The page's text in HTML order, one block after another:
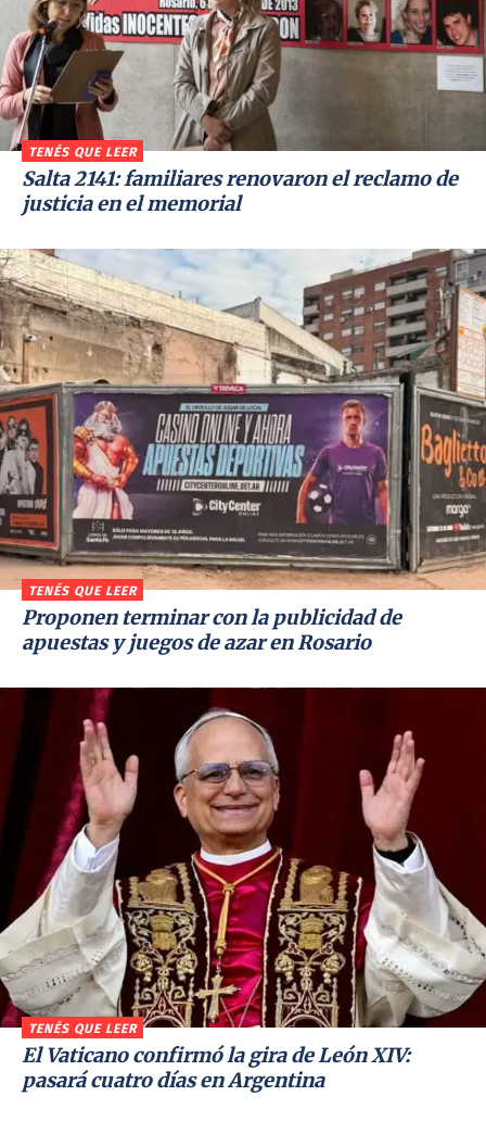
TENÉS QUE LEER
Salta 2141: familiares renovaron el reclamo de
justicia en el memorial
TENÉS QUE LEER
Proponen terminar con la publicidad de
apuestas y juegos de azar en Rosario
TENÉS QUE LEER
El Vaticano confirmó la gira de León XIV:
pasará cuatro días en Argentina